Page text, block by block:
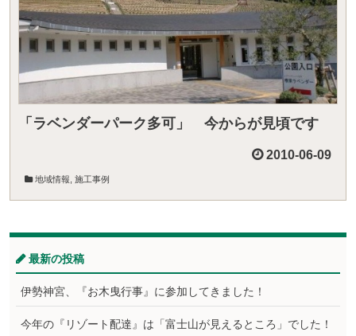
「ラベンダーパーク多可」 今からが見頃です
2010-06-09
地域情報 施工事例
最新の投稿
伊勢神宮、『お木曳行事』に参加してきました！
今年の『リゾート配達』は「富士山が見えるところ」でした！